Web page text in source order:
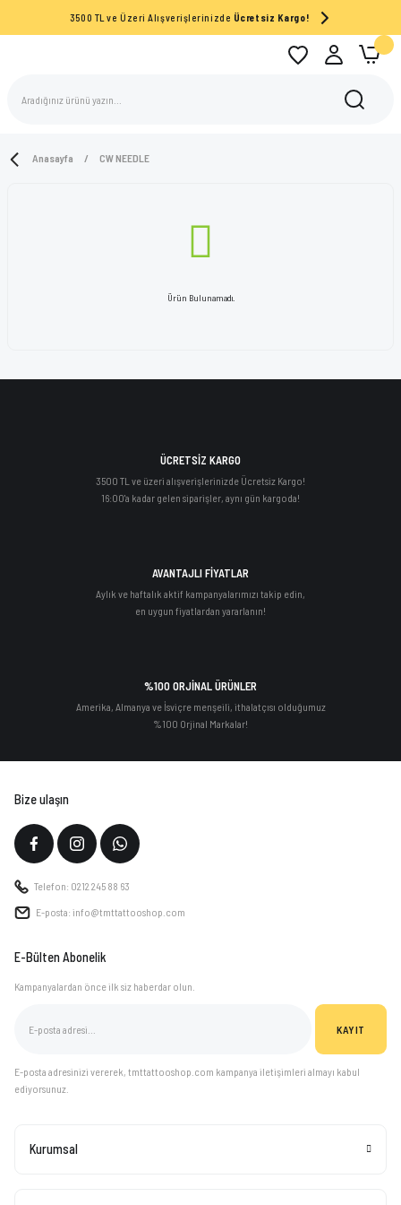
3500 TL ve Üzeri Alışverişlerinizde Ücretsiz Kargo!
Anasayfa CW NEEDLE
Ürün Bulunamadı.
ÜCRETSİZ KARGO
3500 TL ve üzeri alışverişlerinizde Ücretsiz Kargo!
16:00'a kadar gelen siparişler, aynı gün kargoda!
AVANTAJLI FİYATLAR
Aylık ve haftalık aktif kampanyalarımızı takip edin,
en uygun fiyatlardan yararlanın!
%100 ORJİNAL ÜRÜNLER
Amerika, Almanya ve İsviçre menşeili, ithalatçısı olduğumuz
%100 Orjinal Markalar!
Bize ulaşın
Telefon: 0212 245 88 63
E-posta: info@tmttattooshop.com
Kurumsal
E-Bülten Abonelik
Kampanyalardan önce ilk siz haberdar olun.
KAYIT
E-posta adresinizi vererek, tmttattooshop.com kampanya iletişimleri almayı kabul
ediyorsunuz.